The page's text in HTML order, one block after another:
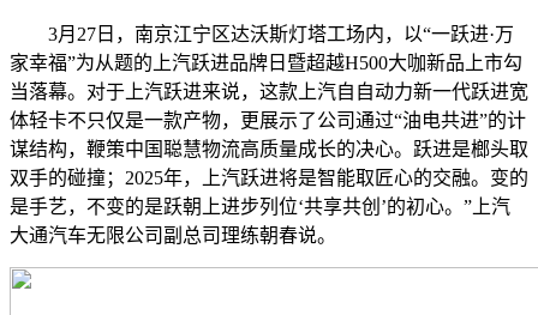
3月27日，南京江宁区达沃斯灯塔工场内，以“一跃进·万
家幸福”为从题的上汽跃进品牌日暨超越H500大咖新品上市勾
当落幕。对于上汽跃进来说，这款上汽自自动力新一代跃进宽
体轻卡不只仅是一款产物，更展示了公司通过“油电共进”的计
谋结构，鞭策中国聪慧物流高质量成长的决心。跃进是榔头取
双手的碰撞；2025年，上汽跃进将是智能取匠心的交融。变的
是手艺，不变的是跃朝上进步列位‘共享共创’的初心。”上汽
大通汽车无限公司副总司理练朝春说。